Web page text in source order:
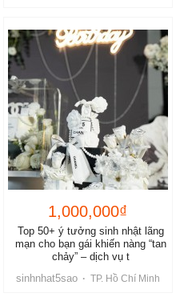
1,000,000₫
Top 50+ ý tưởng sinh nhật lãng
mạn cho bạn gái khiến nàng “tan
chảy” – dịch vụ t
sinhnhat5sao · TP. Hồ Chí Minh